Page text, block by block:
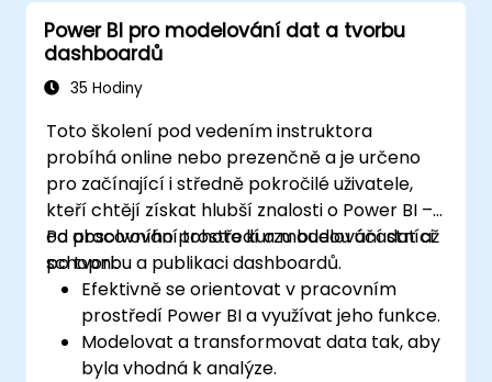
Power BI pro modelování dat a tvorbu
dashboardů
35 Hodiny
Toto školení pod vedením instruktora
probíhá online nebo prezenčně a je určeno
pro začínající i středně pokročilé uživatele,
kteří chtějí získat hlubší znalosti o Power BI –
od pracovního prostředí a modelování dat až
po tvorbu a publikaci dashboardů.
Po absolvování tohoto kurzu budou účastníci
schopni:
Efektivně se orientovat v pracovním
prostředí Power BI a využívat jeho funkce.
Modelovat a transformovat data tak, aby
byla vhodná k analýze.